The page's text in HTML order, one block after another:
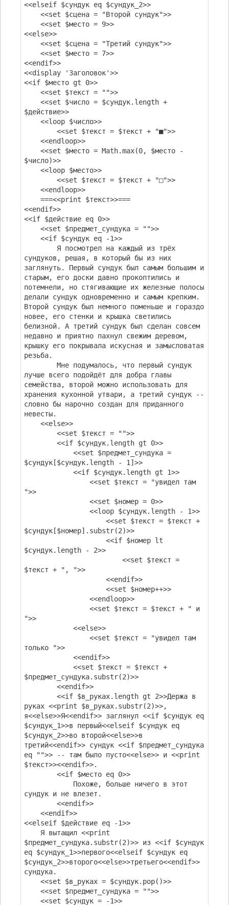
<<elseif $сундук eq $сундук_2>>
<<set $сцена = "Второй сундук">>
<<set $место = 9>>
<<else>>
<<set $сцена = "Третий сундук">>
<<set $место = 7>>
<<endif>>
<<display 'Заголовок'>>
<<if $место gt 0>>
<<set $текст = "">>
<<set $число = $сундук.length +
$действие>>
<<loop $число>>
<<set $текст = $текст + "■">>
<<endloop>>
<<set $место = Math.max(0, $место -
$число)>>
<<loop $место>>
<<set $текст = $текст + "□">>
<<endloop>>
===<<print $текст>>===
<<endif>>
<<if $действие eq 0>>
<<set $предмет_сундука = "">>
<<if $сундук eq -1>>
Я посмотрел на каждый из трёх
сундуков, решая, в который бы из них
заглянуть. Первый сундук был самым большим и
старым, его доски давно прокоптились и
потемнели, но стягивающие их железные полосы
делали сундук одновременно и самым крепким.
Второй сундук был немного поменьше и гораздо
новее, его стенки и крышка светились
белизной. А третий сундук был сделан совсем
недавно и приятно пахнул свежим деревом,
крышку его покрывала искусная и замысловатая
резьба.
Мне подумалось, что первый сундук
лучше всего подойдёт для добра главы
семейства, второй можно использовать для
хранения кухонной утвари, а третий сундук --
словно бы нарочно создан для приданного
невесты.
<<else>>
<<set $текст = "">>
<<if $сундук.length gt 0>>
<<set $предмет_сундука =
$сундук[$сундук.length - 1]>>
<<if $сундук.length gt 1>>
<<set $текст = "увидел там
">>
<<set $номер = 0>>
<<loop $сундук.length - 1>>
<<set $текст = $текст +
$сундук[$номер].substr(2)>>
<<if $номер lt
$сундук.length - 2>>
<<set $текст =
$текст + ", ">>
<<endif>>
<<set $номер++>>
<<endloop>>
<<set $текст = $текст + " и
">>
<<else>>
<<set $текст = "увидел там
только ">>
<<endif>>
<<set $текст = $текст +
$предмет_сундука.substr(2)>>
<<endif>>
<<if $в_руках.length gt 2>>Держа в
руках <<print $в_руках.substr(2)>>,
я<<else>>Я<<endif>> заглянул <<if $сундук eq
$сундук_1>>в первый<<elseif $сундук eq
$сундук_2>>во второй<<else>>в
третий<<endif>> сундук <<if $предмет_сундука
eq "">> -- там было пусто<<else>> и <<print
$текст>><<endif>>.
<<if $место eq 0>>
Похоже, больше ничего в этот
сундук и не влезет.
<<endif>>
<<endif>>
<<elseif $действие eq -1>>
Я вытащил <<print
$предмет_сундука.substr(2)>> из <<if $сундук
eq $сундук_1>>первого<<elseif $сундук eq
$сундук_2>>второго<<else>>третьего<<endif>>
сундука.
<<set $в_руках = $сундук.pop()>>
<<set $предмет_сундука = "">>
<<set $сундук = -1>>